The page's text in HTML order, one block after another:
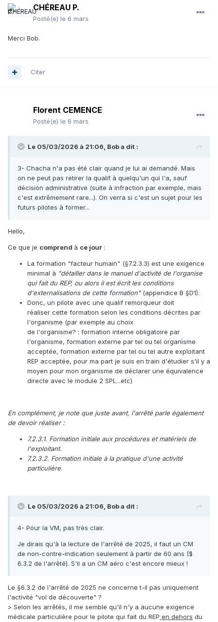
CHÉREAU P.
Posté(e) le 6 mars
Merci Bob.
Citer
Florent CEMENCE
Posté(e) le 6 mars
Le 05/03/2026 à 21:06, Boba dit :
3- Chacha n'a pas été clair quand je lui ai demandé. Mais
on ne peut pas retirer la qualif à quelqu'un qui l'a, sauf
décision administrative (suite à infraction par exemple, mais
c'est extrêmement rare...). On verra si c'est un sujet pour les
futurs pilotes à former...
Hello,
Ce que je comprend à ce jour :
La formation "facteur humain" (§7.2.3.3) est une exigence
minimal à "détailler dans le manuel d'activité de l'organise
qui fait du REP, ou alors il est écrit les conditions
d'externalisations de cette formation"(appendice B §D1).
Donc, un pilote avec une qualif remorqueur doit
réaliser cette formation selon les conditions décrites par
l'organisme (par exemple au choix
de l'organisme? : formation interne obligatoire par
l'organisme, formation externe par tel ou tel organisme
acceptée, formation externe par tel ou tel autre exploitant
REP acceptée, pour ma part je suis en train d'étudier s'il y a
moyen pour mon organisme de déclarer une équivalence
directe avec le module 2 SPL...etc)
En complément, je note que juste avant, l'arrêté parle également
de devoir réaliser:
7.2.3.1. Formation initiale aux procédures et matériels de
l'exploitant.
7.2.3.2. Formation initiale à la pratique d'une activité
particulière.
Le 05/03/2026 à 21:06, Boba dit :
4- Pour la VM, pas très clair.
Je dirais qu'à la lecture de l'arrêté de 2025, il faut un CM
de non-contre-indication seulement à partir de 60 ans ($
6.3.2 de l'arrêté). S'il a un CM aéro c'est encore mieux !
Le §6.3.2 de l'arrêté de 2025 ne concerne t-il pas uniquement
l'activité "vol de découverte" ?
> Selon les arrêtés, il me semble qu'il n'y a aucune exigence
médicale particulière pour le pilote qui fait du REP en dehors du